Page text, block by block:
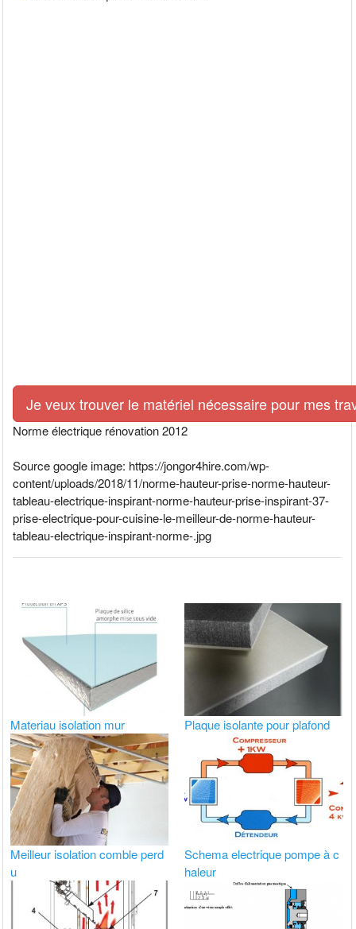
Je veux trouver le matériel nécessaire pour mes
Norme électrique rénovation 2012
Source google image: https://jongor4hire.com/wp-
content/uploads/2018/11/norme-hauteur-prise-norme-hauteur-
tableau-electrique-inspirant-norme-hauteur-prise-inspirant-37-
prise-electrique-pour-cuisine-le-meilleur-de-norme-hauteur-
tableau-electrique-inspirant-norme-.jpg
Materiau isolation mur Plaque isolante pour plafond
Meilleur isolation comble perd
u
Schema electrique pompe à c
haleur